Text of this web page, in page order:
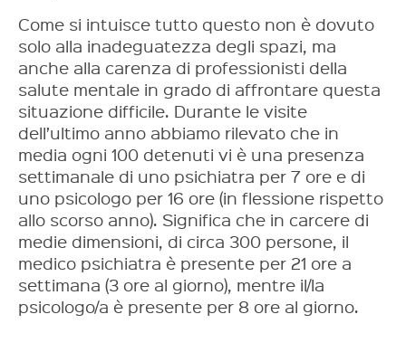
Come si intuisce tutto questo non è dovuto
solo alla inadeguatezza degli spazi, ma
anche alla carenza di professionisti della
salute mentale in grado di affrontare questa
situazione difficile. Durante le visite
dell’ultimo anno abbiamo rilevato che in
media ogni 100 detenuti vi è una presenza
settimanale di uno psichiatra per 7 ore e di
uno psicologo per 16 ore (in flessione rispetto
allo scorso anno). Significa che in carcere di
medie dimensioni, di circa 300 persone, il
medico psichiatra è presente per 21 ore a
settimana (3 ore al giorno), mentre il/la
psicologo/a è presente per 8 ore al giorno.